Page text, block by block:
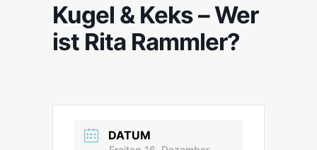
Kugel & Keks – Wer
ist Rita Rammler?
DATUM